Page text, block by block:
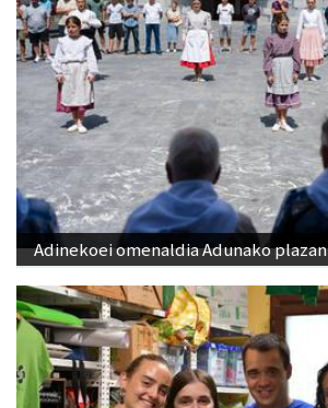
Adinekoei omenaldia Adunako plazan